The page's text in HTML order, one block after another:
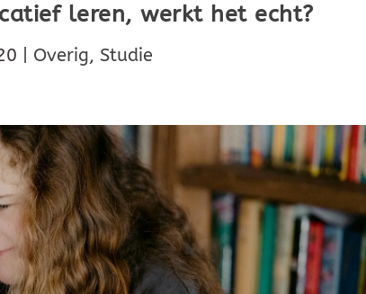
leren, werkt het echt?
Overig,Studie